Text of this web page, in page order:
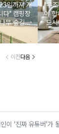
일까지 개
다" 캠핑장
무 숲길이
는 조용한
해수욕장
"무
야 합
도시
마토
넣으
이전다음
이 '진짜 유튜버'가